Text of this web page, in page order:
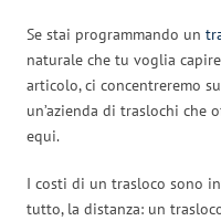
Se stai programmando un
naturale che tu voglia
articolo, ci concentreremo
un’azienda di traslochi che
equi.
I costi di un trasloco sono
tutto, la distanza: un